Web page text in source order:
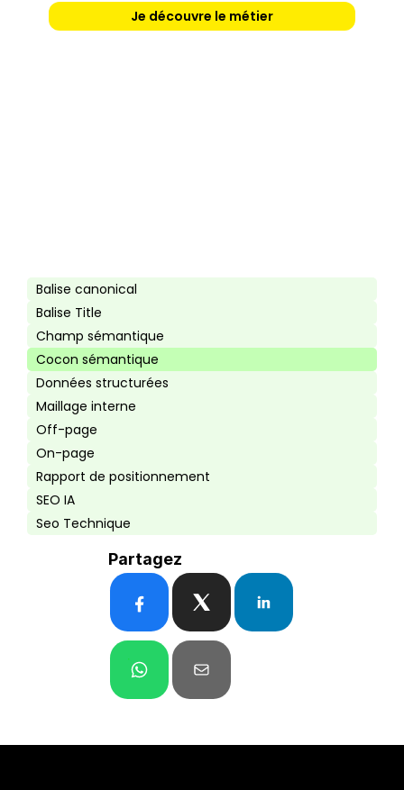
Je découvre le métier
Balise canonical
Balise Title
Champ sémantique
Cocon sémantique
Données structurées
Maillage interne
Off-page
On-page
Rapport de positionnement
SEO IA
Seo Technique
Partagez